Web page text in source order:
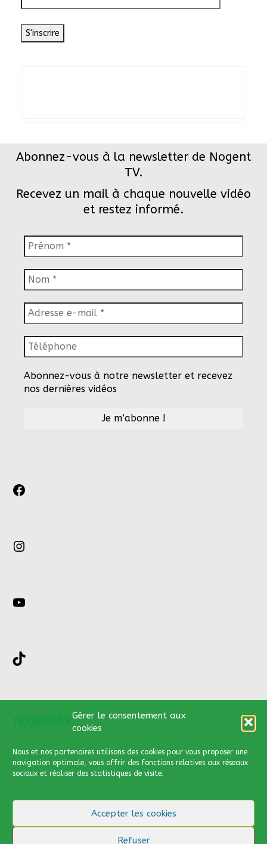
Gérer le consentement aux
cookies
Nous et nos partenaires utilisons des cookies pour vous proposer une
navigation optimale, vous offrir des fonctions relatives aux réseaux
sociaux et réaliser des statistiques de visite.
Accepter les cookies
Refuser
Abonnez-vous à la newsletter de Nogent
TV.
Recevez un mail à chaque nouvelle vidéo
et restez informé.
Abonnez-vous à notre newsletter et recevez
nos dernières vidéos
Facebook
Instagram
YouTube
TikTok
Nous contacter par :
contact@nogent.tv
contact
Cliquer
pour y accéder